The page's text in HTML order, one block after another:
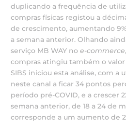
duplicando a frequência de
compras físicas registou a
de crescimento, aumentando
a semana anterior. Olhando
serviço MB WAY noe-commerce
compras atingiu também o
SIBS iniciou esta análise, com a
neste canal a ficar 34 pontos
período pré-COVID, e a crescer
semana anterior, de 18 a 24 de
corresponde a um aumento de